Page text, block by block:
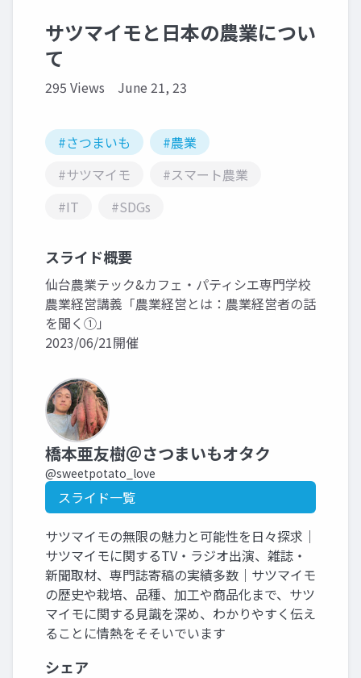
サツマイモと日本の農業につい
て
295 Views June 21, 23
#さつまいも
#農業
#サツマイモ
#スマート農業
#IT
#SDGs
スライド概要
仙台農業テック&カフェ・パティシエ専門学校
農業経営講義「農業経営とは：農業経営者の話
を聞く①」
2023/06/21開催
橋本亜友樹＠さつまいもオタク
@sweetpotato_love
スライド一覧
サツマイモの無限の魅力と可能性を日々探求｜
サツマイモに関するTV・ラジオ出演、雑誌・
新聞取材、専門誌寄稿の実績多数｜サツマイモ
の歴史や栽培、品種、加工や商品化まで、サツ
マイモに関する見識を深め、わかりやすく伝え
ることに情熱をそそいでいます
シェア